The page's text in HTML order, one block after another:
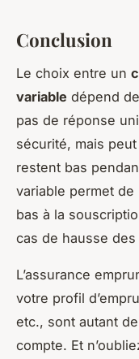
Conclusion
Le choix entre un
variable dépend
pas de réponse
sécurité, mais
restent bas
variable permet de
bas à la
cas de hausse des
L’assurance
votre profil
etc., sont autant
compte. Et